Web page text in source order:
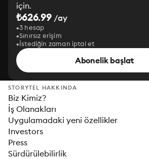
için.
₺626.99 /ay
3 hesap
Sınırsız erişim
İstediğin zaman iptal et
Abonelik başlat
STORYTEL HAKKINDA
Biz Kimiz?
İş Olanakları
Uygulamadaki yeni özellikler
Investors
Press
Sürdürülebilirlik